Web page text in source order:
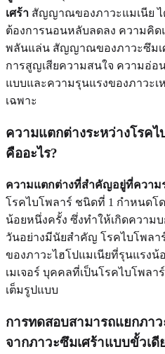
เศร้า สัญญาณของภาวะแมเนีย
ต้องการนอนหลับลดลง ความคิ
พลันแล่น สัญญาณของภาวะซึมเ
การสูญเสียความสนใจ ความอ่อ
แบบและความรุนแรงของภาวะ
เฉพาะ
ความแตกต่างระหว่างโรค
คืออะไร?
ความแตกต่างที่สำคัญอยู่ที่ความ
โรคไบโพลาร์ ชนิดที่ 1 กำหนดโ
น้อยหนึ่งครั้ง ซึ่งทำให้เกิดความ
วันอย่างมีนัยสำคัญ โรคไบโพล
ของภาวะไฮโปแมเนียที่รุนแรงน้
เมเจอร์ บุคคลที่เป็นโรคไบโพลา
เต็มรูปแบบ
การทดสอบสามารถแยกภา
จากภาวะซึมเศร้าแบบขั้วเดี